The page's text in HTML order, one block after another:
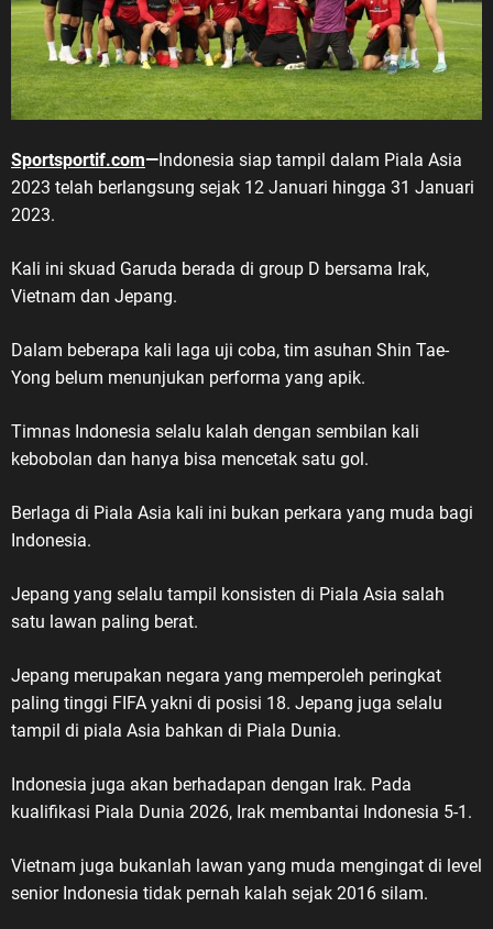
Sportsportif.com— Indonesia siap tampil dalam Piala Asia
2023 telah berlangsung sejak 12 Januari hingga 31 Januari
2023.
Kali ini skuad Garuda berada di group D bersama Irak,
Vietnam dan Jepang.
Dalam beberapa kali laga uji coba, tim asuhan Shin Tae-
Yong belum menunjukan performa yang apik.
Timnas Indonesia selalu kalah dengan sembilan kali
kebobolan dan hanya bisa mencetak satu gol.
Berlaga di Piala Asia kali ini bukan perkara yang muda bagi
Indonesia.
Jepang yang selalu tampil konsisten di Piala Asia salah
satu lawan paling berat.
Jepang merupakan negara yang memperoleh peringkat
paling tinggi FIFA yakni di posisi 18. Jepang juga selalu
tampil di piala Asia bahkan di Piala Dunia.
Indonesia juga akan berhadapan dengan Irak. Pada
kualifikasi Piala Dunia 2026, Irak membantai Indonesia 5-1.
Vietnam juga bukanlah lawan yang muda mengingat di level
senior Indonesia tidak pernah kalah sejak 2016 silam.